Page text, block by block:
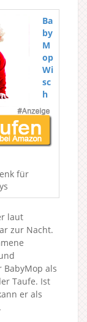
Ba
by
M
op
Wi
sc
h
für
laut
zur Nacht.
BabyMop als
Taufe. Ist
er als